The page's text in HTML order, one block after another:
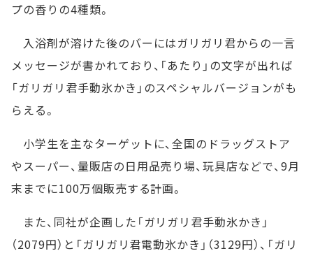
プの香りの4種類。
入浴剤が溶けた後のバーにはガリガリ君からの一言
メッセージが書かれており、「あたり」の文字が出れば
「ガリガリ君手動氷かき」のスペシャルバージョンがも
らえる。
小学生を主なターゲットに、全国のドラッグストア
やスーパー、量販店の日用品売り場、玩具店などで、9月
末までに100万個販売する計画。
また、同社が企画した「ガリガリ君手動氷かき」
（2079円）と「ガリガリ君電動氷かき」（3129円）、「ガリ